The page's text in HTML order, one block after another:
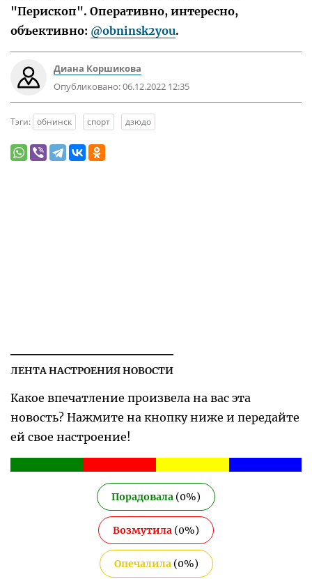
"Перископ". Оперативно, интересно,
объективно: @obninsk2you.
Диана Коршикова
Опубликовано:06.12.2022 12:35
Тэги: обнинск спорт дзюдо
ЛЕНТА НАСТРОЕНИЯ НОВОСТИ
Какое впечатление произвела на вас эта
новость? Нажмите на кнопку ниже и передайте
ей свое настроение!
Порадовала (0%)
Возмутила (0%)
Опечалила(0%)